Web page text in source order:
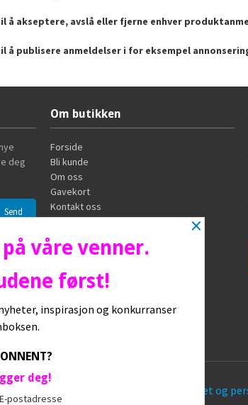
akseptere, avslå eller fjerne enhver
publisere anmeldelser i for eksempel
deg
Om butikken
Forside
Bli kunde
Om oss
Gavekort
Kontakt oss
Sikkerhet og
×
våre venner.
først!
inspirasjon og konkurranser
deg!
E-postadresse